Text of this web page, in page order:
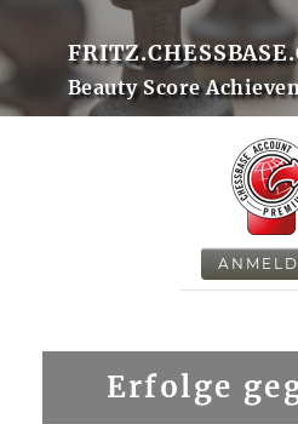
Beauty Score
Erfolge